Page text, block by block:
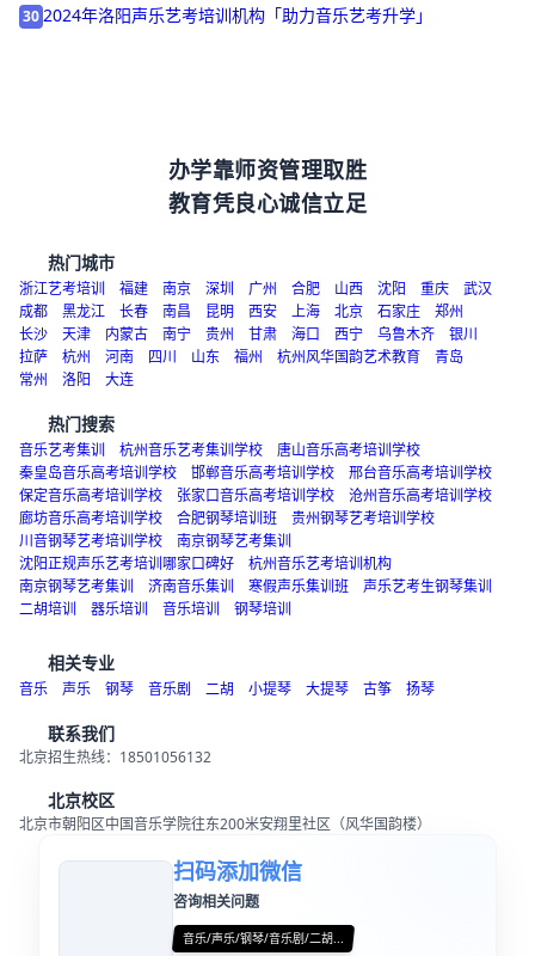
29 怎样作曲，如何在短时间内学会编曲
办学靠师资管理取胜
热门城市
浙江艺考培训 福建 南京 深圳 广州 合肥 山西 沈阳 重庆
成都
黑龙江 长春 南昌 昆明 西安 上海 北京 石家庄
郑州
长沙
天津 内蒙古 南宁 贵州 甘肃 海口 西宁 乌鲁木齐
银川
拉萨
杭州 河南
洛阳 大连
热门搜索
音乐艺考集训 杭州音乐艺考集训学校
唐山音乐高考培训学校
秦皇岛音乐高考培训学校
邯郸音乐高考培训学校
邢台音乐高考培训学校
保定音乐高考培训学校
张家口音乐高考培训学校
沧州音乐高考培训学校
廊坊音乐高考培训学校
合肥钢琴培训班
贵州钢琴艺考培训学校
川音钢琴艺考培训学校
南京钢琴艺考集训
沈阳正规声乐艺考培训哪家口碑好
杭州音乐艺考培训机构
南京钢琴艺考集训
济南音乐集训 寒假声乐集训班
相关专业
声乐 钢琴
联系我们
北京招生热线：18501056132
北京校区
北京市朝阳区中国音乐学院往东200米安翔里社区（风华国韵楼）
扫码添加微信
咨询相关问题